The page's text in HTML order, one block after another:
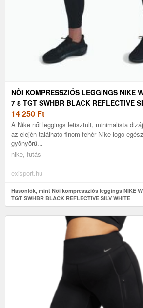
NŐI KOMPRESSZIÓS LEGGINGS NIKE
7 8 TGT SWHBR BLACK REFLECTIVE
14 250 Ft
A Nike női leggings letisztult, minimalista
az elején található finom fehér Nike logó
gyönyörű...
nike, futás
exisport.hu
Hasonlók, mint Női kompressziós leggings NIKE W
TGT SWHBR BLACK REFLECTIVE SILV WHITE